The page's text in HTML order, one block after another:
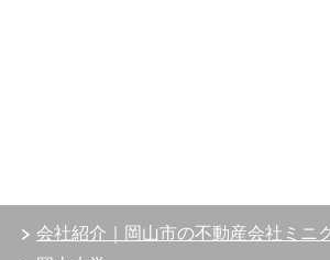
会社紹介｜岡山市の不動産会社ミニ